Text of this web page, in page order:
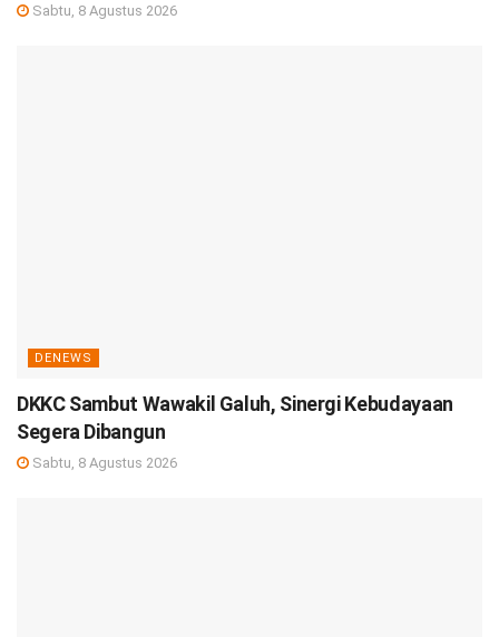
Sabtu, 8 Agustus 2026
DENEWS
DKKC Sambut Wawakil Galuh, Sinergi Kebudayaan
Segera Dibangun
Sabtu, 8 Agustus 2026